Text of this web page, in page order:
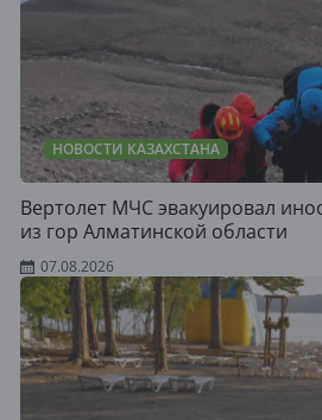
НОВОСТИ КАЗАХСТАНА
Вертолет МЧС эвакуировал
из гор Алматинской области
07.08.2026